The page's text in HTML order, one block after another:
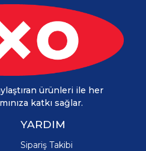
ürünleri ile her
katkı sağlar.
YARDIM
Sipariş Takibi